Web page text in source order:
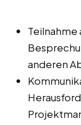
Teilnahme
anderen